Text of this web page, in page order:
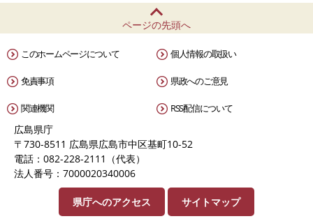
ページの先頭へ
このホームページについて 個人情報の取扱い
免責事項 県政へのご意見
関連機関 RSS配信について
広島県庁
〒730-8511 広島県広島市中区基町10-52
電話：082-228-2111（代表）
法人番号：7000020340006
県庁へのアクセス サイトマップ